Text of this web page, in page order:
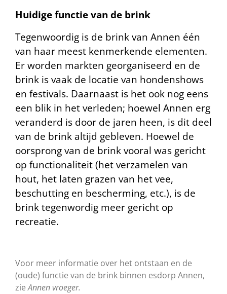
Huidige functie van de brink
Tegenwoordig is de brink van Annen één
van haar meest kenmerkende elementen.
Er worden markten georganiseerd en de
brink is vaak de locatie van hondenshows
en festivals. Daarnaast is het ook nog eens
een blik in het verleden; hoewel Annen erg
veranderd is door de jaren heen, is dit deel
van de brink altijd gebleven. Hoewel de
oorsprong van de brink vooral was gericht
op functionaliteit (het verzamelen van
hout, het laten grazen van het vee,
beschutting en bescherming, etc.), is de
brink tegenwordig meer gericht op
recreatie.
Voor meer informatie over het ontstaan en de
(oude) functie van de brink binnen esdorp Annen,
zieAnnen vroeger.